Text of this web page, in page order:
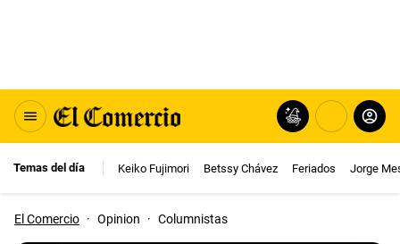
Temas del día Keiko Fujimori Betssy Chávez Feriados Jorge
El Comercio · Opinion · Columnistas